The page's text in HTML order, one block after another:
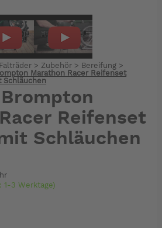
Falträder > Zubehör > Bereifung >
Marathon Racer Reifenset
Schläuchen
Reifenset
Schläuchen
3 Werktage)